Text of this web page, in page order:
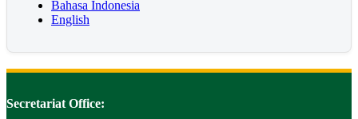
Bahasa Indonesia
English
Secretariat Office: